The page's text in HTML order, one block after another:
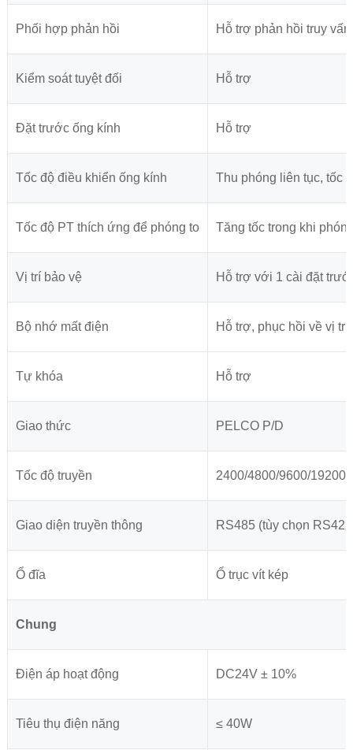
Phối hợp phản hồi Hỗ trợ phản hồi truy
Kiểm soát tuyệt đối Hỗ trợ
Đặt trước ống kính Hỗ trợ
Tốc độ điều khiển ống kính Thu phóng liên tục, tốc
Tốc độ PT thích ứng để phóng to Tăng tốc trong khi
Vị trí bảo vệ Hỗ trợ với 1 cài đặt
Bộ nhớ mất điện Hỗ trợ, phục hồi về vị
Tự khóa Hỗ trợ
Giao thức PELCO P/D
Tốc độ truyền 2400/4800/9600/19200
Giao diện truyền thông RS485 (tùy chọn
Ổ đĩa Ổ trục vít kép
Chung
Điện áp hoạt động DC24V ± 10%
Tiêu thụ điện năng ≤ 40W